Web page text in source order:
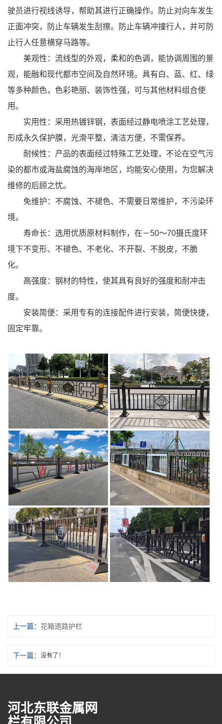
驶员进行视线诱导，帮助其进行正确操作。防止对向车发生
正面冲突，防止车辆发生刮擦。防止车辆冲撞行人，并可防
止行人任意横穿马路等。
美观性：流线型的外观，柔和的色调，能协调周围的景
观，能融和现代都市空间及自然环境。具有白、蓝、红、绿
等多种颜色，色彩艳丽、装饰性强，可与其他材料组合使
用。
实用性：采用热镀锌钢，表面经过静电喷涂工艺处理，
形成永久保护膜，光滑平整，清洁方便，不需保养。
耐候性：产品的表面经过特殊工艺处理，不论在空气污
染的都市或海盐腐蚀的海岸地区，均能安心使用，为您解决
维修的后顾之忧。
免维护：不腐蚀、不褪色、不需要日常维护，不污染环
境。
寿命长：选用优质原材料制作，在－50～70摄氏度环
境下不变形、不褪色、不老化、不开裂、不脱皮，不脆
化。
高强度：钢材的特性，使其具有良好的强度和耐冲击
度。
安装简便：采用专有的连接配件进行安装，简便快捷，
固定牢靠。
上一篇： 花箱道路护栏
下一篇： 没有了！
河北东联金属网